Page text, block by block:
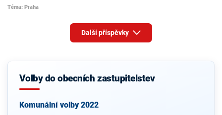
Téma: Praha
Další příspěvky
Volby do obecních zastupitelstev
Komunální volby 2022